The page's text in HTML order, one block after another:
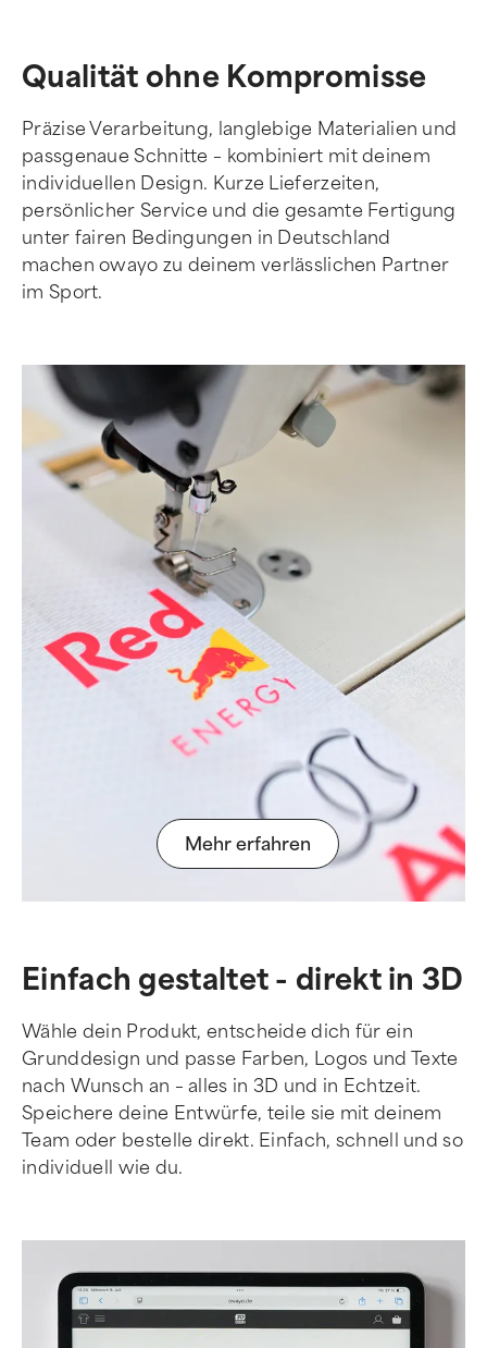
Qualität ohne Kompromisse
Präzise Verarbeitung, langlebige Materialien und
passgenaue Schnitte – kombiniert mit deinem
individuellen Design. Kurze Lieferzeiten,
persönlicher Service und die gesamte Fertigung
unter fairen Bedingungen in Deutschland
machen owayo zu deinem verlässlichen Partner
im Sport.
Mehr erfahren
Einfach gestaltet - direkt in 3D
Wähle dein Produkt, entscheide dich für ein
Grunddesign und passe Farben, Logos und Texte
nach Wunsch an – alles in 3D und in Echtzeit.
Speichere deine Entwürfe, teile sie mit deinem
Team oder bestelle direkt. Einfach, schnell und so
individuell wie du.